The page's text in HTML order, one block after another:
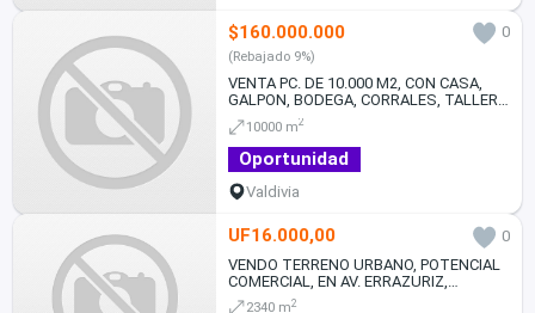
$160.000.000 0
(Rebajado 9%)
VENTA PC. DE 10.000 M2, CON CASA,
GALPON, BODEGA, CORRALES, TALLER.
TODO EN MUY BUEN ESTADO
10000 m2
Oportunidad
Valdivia
UF16.000,00
0
VENDO TERRENO URBANO, POTENCIAL
COMERCIAL, EN AV. ERRAZURIZ,
VALDIVIA
2340 m2